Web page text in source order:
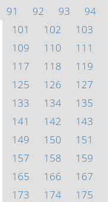
91
92 93 94
101
102 103
109
110 111
117
118 119
125
126 127
133
134 135
141
142 143
149
150 151
157
158 159
165
166 167
173
174 175